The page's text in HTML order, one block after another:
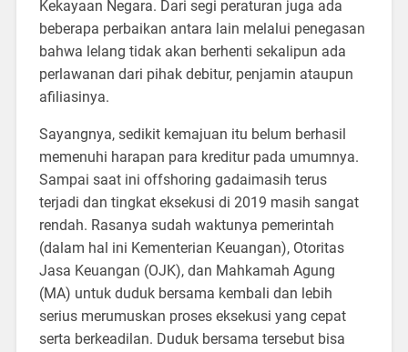
Kekayaan Negara. Dari segi peraturan juga ada
beberapa perbaikan antara lain melalui penegasan
bahwa lelang tidak akan berhenti sekalipun ada
perlawanan dari pihak debitur, penjamin ataupun
afiliasinya.
Sayangnya, sedikit kemajuan itu belum berhasil
memenuhi harapan para kreditur pada umumnya.
Sampai saat ini offshoring gadaimasih terus
terjadi dan tingkat eksekusi di 2019 masih sangat
rendah. Rasanya sudah waktunya pemerintah
(dalam hal ini Kementerian Keuangan), Otoritas
Jasa Keuangan (OJK), dan Mahkamah Agung
(MA) untuk duduk bersama kembali dan lebih
serius merumuskan proses eksekusi yang cepat
serta berkeadilan. Duduk bersama tersebut bisa